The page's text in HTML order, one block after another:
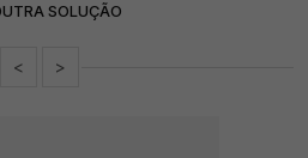
SOLUÇÃO
< >